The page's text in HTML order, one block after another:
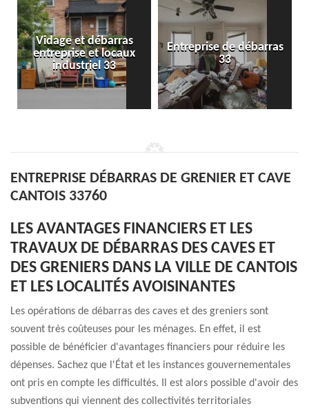
Entreprise de débarras
33
Débarras
d'appartement 33
ENTREPRISE DÉBARRAS DE GRENIER ET CAVE
CANTOIS 33760
LES AVANTAGES FINANCIERS ET LES
TRAVAUX DE DÉBARRAS DES CAVES ET
DES GRENIERS DANS LA VILLE DE CANTOIS
ET LES LOCALITÉS AVOISINANTES
Les opérations de débarras des caves et des greniers sont
souvent très coûteuses pour les ménages. En effet, il est
possible de bénéficier d'avantages financiers pour réduire les
dépenses. Sachez que l'État et les instances gouvernementales
ont pris en compte les difficultés. Il est alors possible d'avoir des
subventions qui viennent des collectivités territoriales